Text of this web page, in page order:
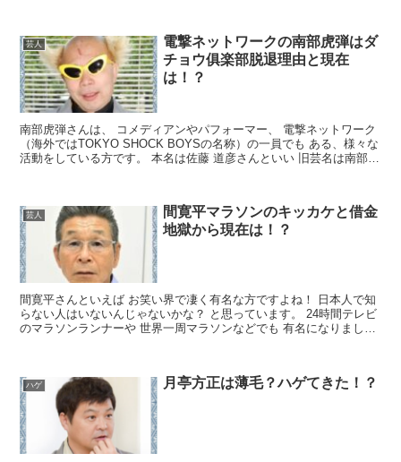
芸人
電撃ネットワークの南部虎弾はダ
チョウ俱楽部脱退理由と現在
は！？
南部虎弾さんは、 コメディアンやパフォーマー、 電撃ネットワーク
（海外ではTOKYO SHOCK BOYSの名称）の一員でも ある、様々な
活動をしている方です。 本名は佐藤 道彦さんといい 旧芸名は南部
芸人
間寛平マラソンのキッカケと借金
地獄から現在は！？
間寛平さんといえば お笑い界で凄く有名な方ですよね！ 日本人で知
らない人はいないんじゃないかな？ と思っています。 24時間テレビ
のマラソンランナーや 世界一周マラソンなどでも 有名になりました
ハゲ 月亭方正は薄毛？ハゲてきた！？